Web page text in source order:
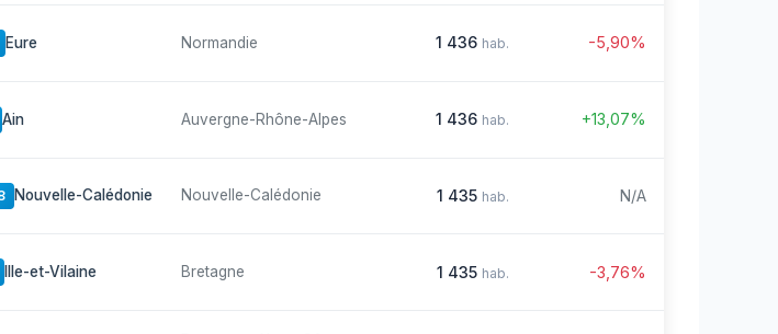
Eure Normandie 1 436 hab. -5,90%
Ain Auvergne-Rhône-Alpes 1 436 hab. +13,07%
Nouvelle-Calédonie Nouvelle-Calédonie 1 435 hab. N/A
Ille-et-Vilaine Bretagne 1 435 hab. -3,76%